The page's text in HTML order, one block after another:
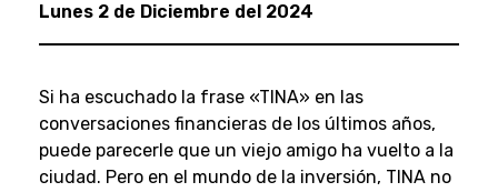
Lunes 2 de Diciembre del 2024
Si ha escuchado la frase «TINA» en las
conversaciones financieras de los últimos años,
puede parecerle que un viejo amigo ha vuelto a la
ciudad. Pero en el mundo de la inversión, TINA no